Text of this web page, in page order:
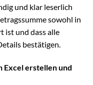
und klar leserlich
sowohl in
ist und dass alle
bestätigen.
Excel erstellen und